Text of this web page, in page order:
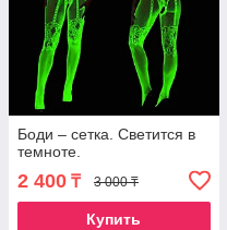
Боди – сетка. Светится в
темноте.
2 400 ₸ 3 000 ₸
Купить